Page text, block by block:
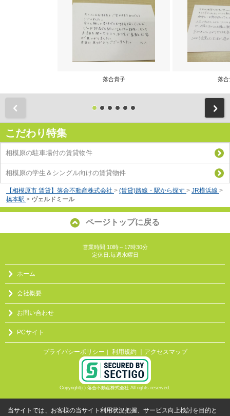
落合貴子 落合
こだわり特集
相模原の駐車場付の賃貸物件
相模原の学生＆シングル向けの賃貸物件
【相模原市 賃貸】落合不動産株式会社 > (賃貸)路線・駅から探す > JR横浜線 >
橋本駅 > ヴェルドミール
ページトップに戻る
営業時間:10時～17時30分
定休日:毎週水曜日
ホーム
会社概要
お問い合わせ
PCサイト
プライバシーポリシー 利用規約 ｜アクセスマップ
Copyright(c) 落合不動産株式会社 All rights reserved.
当サイトでは、お客様の当サイト利用状況把握、サービス向上検討を目的と